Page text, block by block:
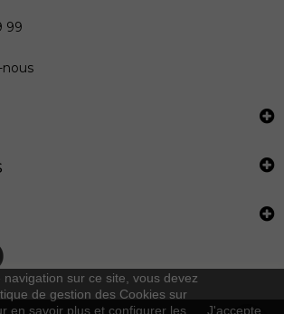
99
sur ce site, vous devez
de gestion des Cookies sur
en savoir plus et configurer les
J'accepte